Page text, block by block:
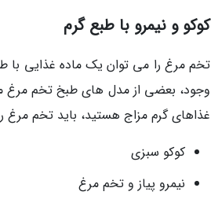
کوکو و نیمرو با طبع گرم
تخم مرغ را می توان یک ماده غذایی با
وجود، بعضی از مدل های طبخ تخم مرغ
غذاهای گرم مزاج هستید، باید تخم مرغ
کوکو سبزی
نیمرو پیاز و تخم مرغ